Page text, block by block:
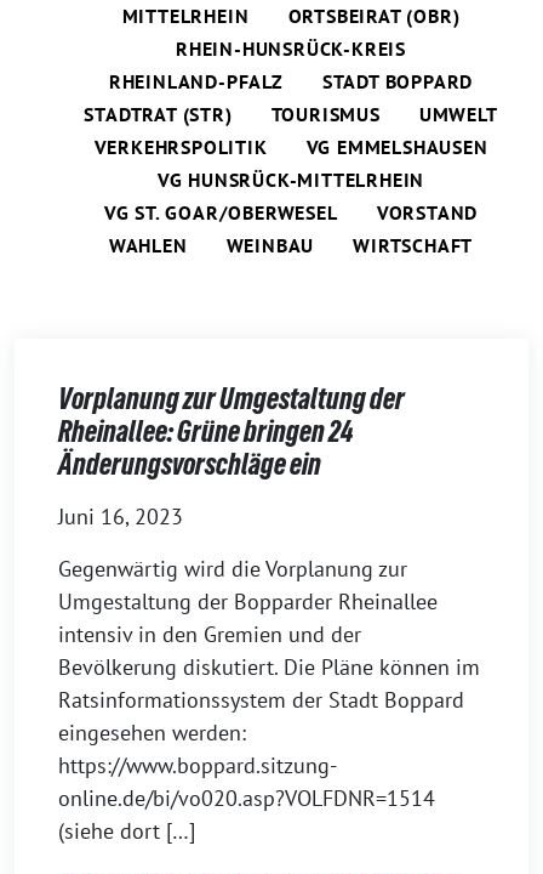
MITTELRHEIN
ORTSBEIRAT (OBR)
RHEIN-HUNSRÜCK-KREIS
RHEINLAND-PFALZ
STADT BOPPARD
STADTRAT (STR)
TOURISMUS
UMWELT
VERKEHRSPOLITIK
VG EMMELSHAUSEN
VG HUNSRÜCK-MITTELRHEIN
VG ST. GOAR/OBERWESEL
VORSTAND
WAHLEN
WEINBAU WIRTSCHAFT
Vorplanung zur Umgestaltung der
Rheinallee: Grüne bringen 24
Änderungsvorschläge ein
Juni 16, 2023
Gegenwärtig wird die Vorplanung zur
Umgestaltung der Bopparder Rheinallee
intensiv in den Gremien und der
Bevölkerung diskutiert. Die Pläne können im
Ratsinformationssystem der Stadt Boppard
eingesehen werden:
https://www.boppard.sitzung-
online.de/bi/vo020.asp?VOLFDNR=1514
(siehe dort […]